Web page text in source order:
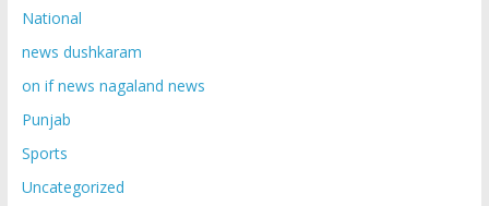
National
news dushkaram
on if news nagaland news
Punjab
Sports
Uncategorized